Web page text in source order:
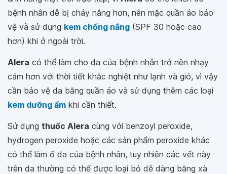
bệnh nhân dễ bị cháy nắng hơn, nên mặc quần áo bảo
vệ và sử dụng kem chống nắng (SPF 30 hoặc cao
hơn) khi ở ngoài trời.
Alera có thể làm cho da của bệnh nhân trở nên nhạy
cảm hơn với thời tiết khắc nghiệt như lạnh và gió, vì vậy
cần bảo vệ da bằng quần áo và sử dụng thêm các loại
kem dưỡng ẩm khi cần thiết.
Sử dụng thuốc Alera cùng với benzoyl peroxide,
hydrogen peroxide hoặc các sản phẩm peroxide khác
có thể làm ố da của bệnh nhân, tuy nhiên các vết này
trên da thường có thể được loại bỏ dễ dàng bằng xà